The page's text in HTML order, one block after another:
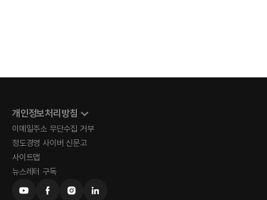
개인정보처리방침
이메일주소 무단수집 거부
정도경영 사이버 신문고
사이트맵
뉴스레터 구독